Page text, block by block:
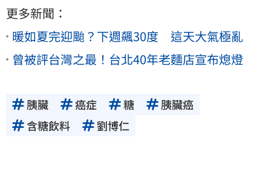
更多新聞：
暖如夏完迎颱？下週飆30度 這天大氣極亂
曾被評台灣之最！台北40年老麵店宣布熄燈
胰臟 癌症 糖
胰臟癌
含糖飲料
劉博仁